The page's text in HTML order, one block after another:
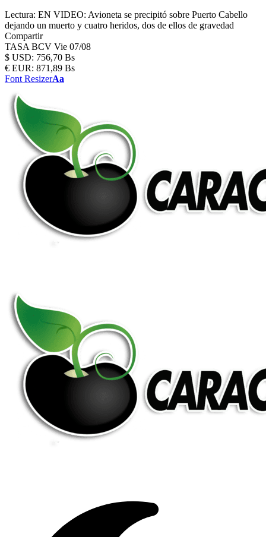
Lectura: EN VIDEO: Avioneta se precipitó sobre Puerto Cabello
dejando un muerto y cuatro heridos, dos de ellos de gravedad
Compartir
TASA BCV Vie 07/08
$ USD: 756,70 Bs
€ EUR: 871,89 Bs
Font ResizerAa